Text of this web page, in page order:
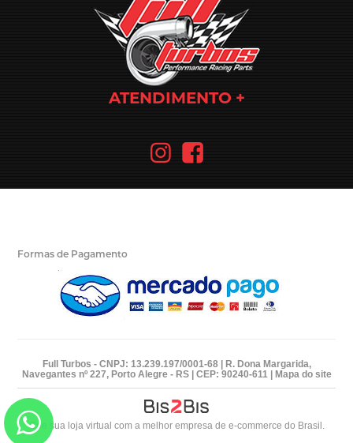
ATENDIMENTO
Formas de Pagamento
Full Turbos - CNPJ: 13.239.197/0001-68 | R. Dona Margarida,
Navegantes nº 227, Porto Alegre - RS | CEP: 90240-611 | Mapa do site
Crie sua loja virtual com a melhor empresa de e-commerce do Brasil.